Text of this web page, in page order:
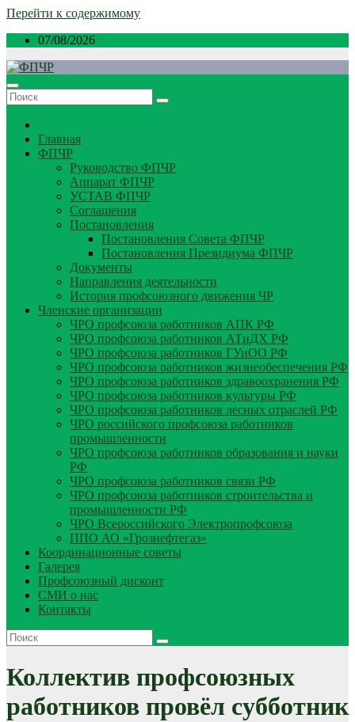
Перейти к содержимому
07/08/2026
Главная
ФПЧР
Руководство ФПЧР
Аппарат ФПЧР
УСТАВ ФПЧР
Соглашения
Постановления
Постановления Совета ФПЧР
Постановления Президиума ФПЧР
Документы
Направления деятельности
История профсоюзного движения ЧР
Членские организации
ЧРО профсоюза работников АПК РФ
ЧРО профсоюза работников АТиДХ РФ
ЧРО профсоюза работников ГУиОО РФ
ЧРО профсоюза работников жизнеобеспечения РФ
ЧРО профсоюза работников здравоохранения РФ
ЧРО профсоюза работников культуры РФ
ЧРО профсоюза работников лесных отраслей РФ
ЧРО российского профсоюза работников
промышленности
ЧРО профсоюза работников образования и науки
РФ
ЧРО профсоюза работников связи РФ
ЧРО профсоюза работников строительства и
промышленности РФ
ЧРО Всероссийского Электропрофсоюза
ППО АО «Грознефтегаз»
Координационные советы
Галерея
Профсоюзный дисконт
СМИ о нас
Контакты
Коллектив профсоюзных
работников провёл субботник